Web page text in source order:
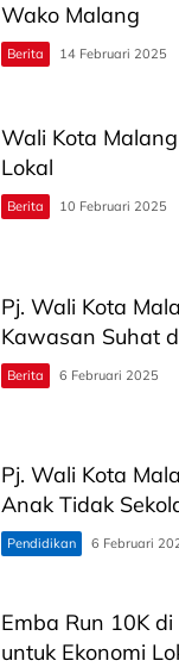
Wako Malang
Berita 14 Februari 2025
Wali Kota
Lokal
Berita 10 Februari 2025
Pj. Wali Kota
Kawasan Suhat
Berita 6 Februari 2025
Pj. Wali Kota
Anak Tidak
Pendidikan 6 Februari
Emba Run 10K
untuk Ekonomi